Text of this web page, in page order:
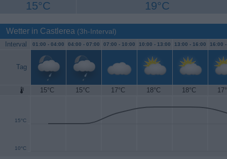
15°C 19°C
Wetter in Castlerea (3h-Interval)
Interval 01:00 - 04:00 04:00 - 07:00 07:00 - 10:00 10:00 - 13:00 13:00 - 16:00 16:00
Tag
15°C 15°C 17°C 18°C 18°C
10°C
15°C
20°C